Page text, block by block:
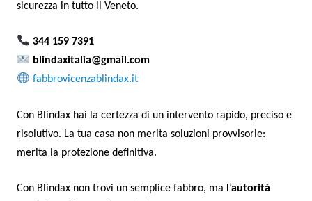
sicurezza in tutto il Veneto.
344 159 7391
blindaxitalia@gmail.com
fabbrovicenzablindax.it
Con Blindax hai la certezza di un intervento rapido, preciso e
risolutivo. La tua casa non merita soluzioni provvisorie:
merita la protezione definitiva.
Con Blindax non trovi un semplice fabbro, ma
l’autorità